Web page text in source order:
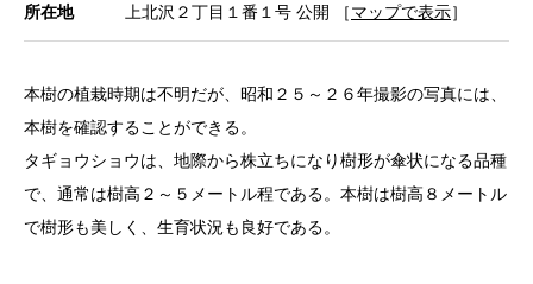
所在地 上北沢２丁目１番１号 公開 ［マップで表示］
本樹の植栽時期は不明だが、昭和２５～２６年撮影の写真には、
本樹を確認することができる。
タギョウショウは、地際から株立ちになり樹形が傘状になる品種
で、通常は樹高２～５メートル程である。本樹は樹高８メートル
で樹形も美しく、生育状況も良好である。